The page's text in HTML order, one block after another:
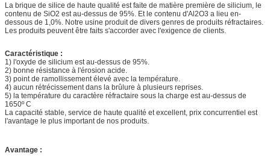
La brique de silice de haute qualité est faite de matière première de silicium, le
contenu de SiO2 est au-dessus de 95%. Et le contenu d'Al2O3 a lieu en-
dessous de 1,0%. Notre usine produit de divers genres de produits réfractaires.
Les produits peuvent être faits s'accorder avec l'exigence de clients.
Caractéristique :
1) l'oxyde de silicium est au-dessus de 95%.
2) bonne résistance à l'érosion acide.
3) point de ramollissement élevé avec la température.
4) aucun rétrécissement dans la brûlure à plusieurs reprises.
5) la température du caractère réfractaire sous la charge est au-dessus de
1650º C
La capacité stable, service de haute qualité et excellent, prix concurrentiel est
l'avantage le plus important de nos produits.
Avantage :